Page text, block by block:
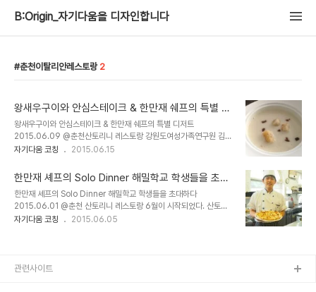
B:Origin_자기다움을 디자인합니다
춘천이탈리안레스토랑 2
왕새우구이와 안심스테이크 & 한만재 쉐프의 특별 디
저트 & 6월의 모닝세미나 김상임 코치편 @춘천 산토
리니
왕새우구이와 안심스테이크 & 한만재 쉐프의 특별 디저트
2015.06.09 @춘천산토리니 레스토랑 강원도여성가족연구원 김영
녀 원장님과 '젠더토크 36.5도' 기획 회의 후 춘천에 오면 반드시 방
안심스테이크를 선택했다. 점점 멋있어지는 산토리니. 새로 입구를 단
장해서 또 새롭다. 식전빵과 따끈한 감자 스프. 점장님이 특별 서비스
로 칠레산 레드와인을 주셨다. 실내에서 수경재배한 그린 샐러드. 오늘
의 메인 메뉴. 왕새우구이와 안심스테이크. 나무랄데 없이 훌륭하다
~~~ 만족스러운 식사를 마쳤는데 깜짝 선물이 나왔다.한만재 셰프의
자기다움 코칭 2015.06.15
한만재 셰프의 Solo Dinner 해밀학교 학생들을 초대
하다 by 퍼스널브랜드PD박현진 @춘천 산토리니 레
스토랑
한만재 셰프의 Solo Dinner 해밀학교 학생들을 초대하다
2015.06.01 @춘천 산토리니 레스토랑 6월이 시작되었다. 산토리
니의 곳곳에는 향기 가득한 꽃들이 저마다의 향을 뽐내고 있었다. 하늘
개발한다. 이날은 첫번째로 개발한 메뉴를 해밀학교 아이들에게 선보
자기다움 코칭 2015.06.05
관련사이트